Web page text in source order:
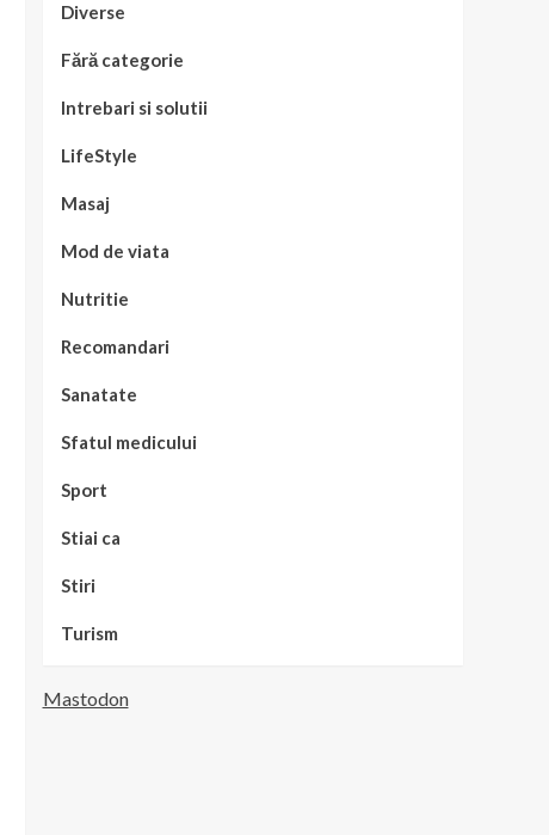
Diverse
Fără categorie
Intrebari si solutii
LifeStyle
Masaj
Mod de viata
Nutritie
Recomandari
Sanatate
Sfatul medicului
Sport
Stiai ca
Stiri
Turism
Mastodon